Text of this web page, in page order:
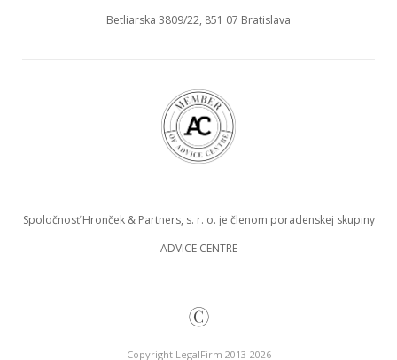
Betliarska 3809/22, 851 07 Bratislava
Spoločnosť Hronček & Partners, s. r. o. je členom poradenskej skupiny
ADVICE CENTRE
©
Copyright LegalFirm 2013-2026